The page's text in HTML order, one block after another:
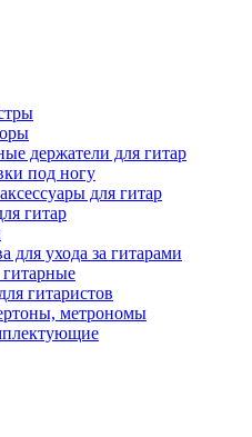
держатели для гитар
под ногу
для гитар
гитар
для ухода за гитарами
гитаристов
метрономы